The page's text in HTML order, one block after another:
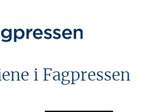
i Fagpressen